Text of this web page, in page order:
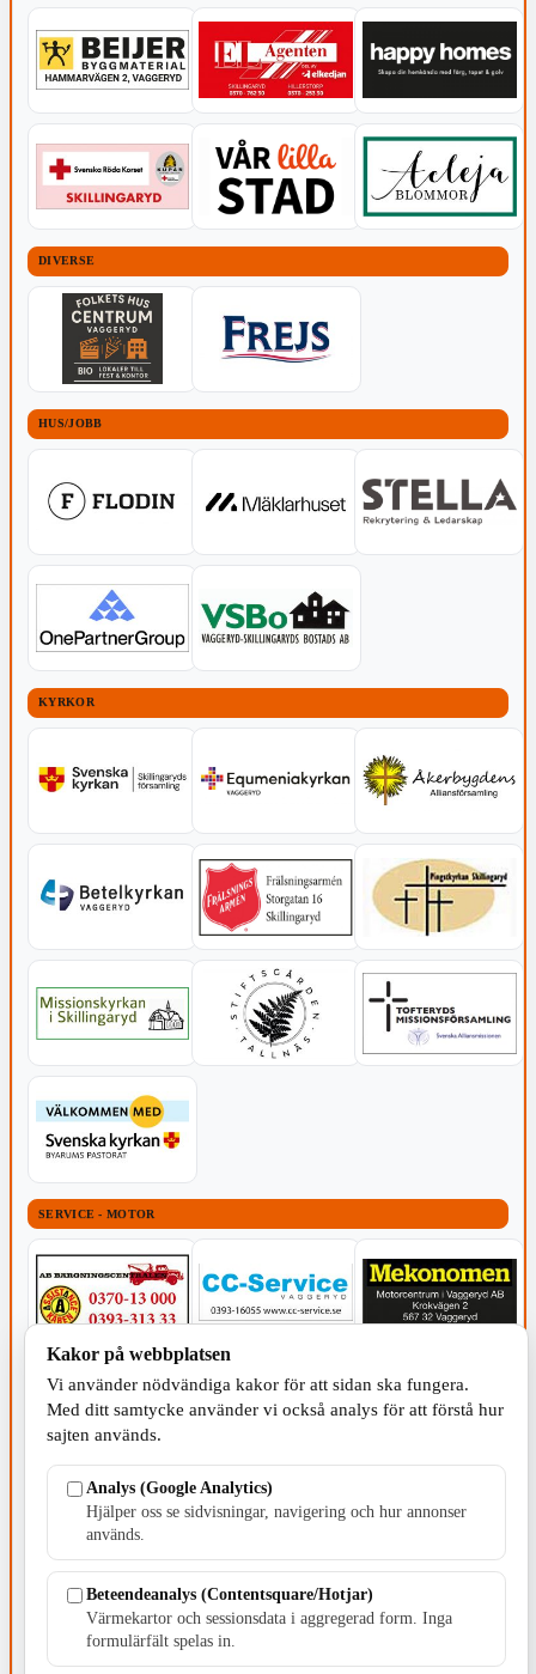
DIVERSE
HUS/JOBB
KYRKOR
SERVICE - MOTOR
TILLVERKNING
Kakor på webbplatsen
Vi använder nödvändiga kakor för att sidan ska fungera.
Med ditt samtycke använder vi också analys för att förstå hur
sajten används.
Analys (Google Analytics)
Hjälper oss se sidvisningar, navigering och hur annonser
används.
Beteendeanalys (Contentsquare/Hotjar)
Värmekartor och sessionsdata i aggregerad form. Inga
formulärfält spelas in.